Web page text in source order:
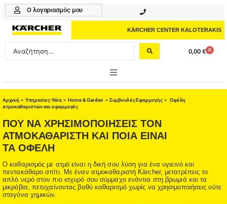
Μετάβαση
περιεχόμενο
Ο λογαριασμός μου
KÄRCHER CENTER KALOTERAKIS
Search
...
0,00 € 0
Cart
ONLINE SHOP
PROFESSIONAL
ΑΞΕΣΟΥΑΡ
ΚΑΘΑΡΙΣΤΙΚΑ
ΥΠΗΡΕΣΙΕΣ-ΝΕΑ-ΛΥΣΕΙΣ
Αρχική > Υπηρεσίες-Νέα >Home & Garden >Συμβουλές Εφαρμογής> Οφέλη
ατμοκαθαριστών και εφαρμογές
ΠΟΥ ΝΑ ΧΡΗΣΙΜΟΠΟΙΗΣΕΙΣ ΤΟΝ
ΑΤΜΟΚΑΘΑΡΙΣΤΗ ΚΑΙ ΠΟΙΑ ΕΙΝΑΙ
ΤΑ ΟΦΕΛΗ
Ο καθαρισμός με ατμό είναι η δική σου λύση για ένα υγιεινό και
πεντακάθαρο σπίτι. Με έναν ατμοκαθαριστή Kärcher, μετατρέπεις το
απλό νερό στον πιο ισχυρό σου σύμμαχο ενάντια στη βρωμιά και τα
μικρόβια, πετυχαίνοντας βαθύ καθαρισμό χωρίς να χρησιμοποιήσεις ούτε
σταγόνα χημικών.